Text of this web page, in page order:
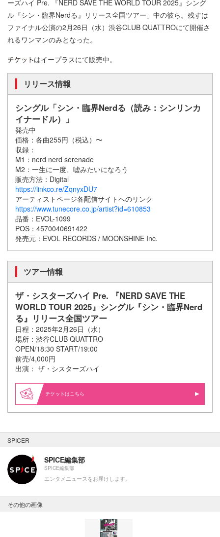
ーズハイ Pre. 『NERD SAVE THE WORLD TOUR 2025』シング
ル『シン・臨界Nerdる』リリース全国ツアー」中の彼ら。残すは
ファイナル公演の2月26日（水）渋谷CLUB QUATTROにて開催さ
れるワンマンのみとなった。
はイープラスにて販売中。
リリース情報
シングル「シン・臨界Nerdる（読み：シンリンカ
イナードル）」
発売中
価格：各曲255円（税込）〜
収録：
M1：nerd nerd serenade
M2：一生に一度、嘘みたいになろう
販売方法：Digital
https://linkco.re/ZqnyxDU7
アーティストページ各配信サイトへのリンク
https://www.tunecore.co.jp/artist?id=610853
品番：EVOL-1099
POS：4570040691422
発売元：EVOL RECORDS / MOONSHINE Inc.
ツアー情報
ザ・シスターズハイ Pre. 『NERD SAVE THE
WORLD TOUR 2025』シングル『シン・臨界Nerd
る』リリース全国ツアー
日程：2025年2月26日（水）
場所：渋谷CLUB QUATTRO
OPEN/18:30 START/19:00
前売/4,000円
出演： ザ・シスターズハイ
はこちら
SPICER
SPICE編集部
SPICE編集部
エンタメニュースをお届けします。
その他の画像